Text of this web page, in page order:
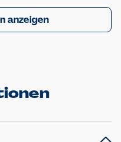
anzeigen